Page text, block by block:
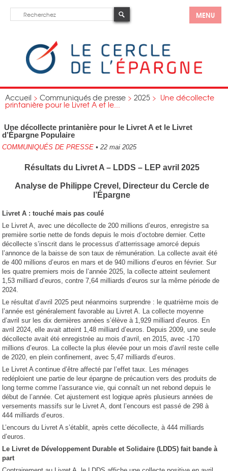
MENU
Accueil > Communiqués de presse > 2025 > Une décollecte
printanière pour le Livret A et le...
Une décollecte printanière pour le Livret A et le Livret
d’Épargne Populaire
COMMUNIQUÉS DE PRESSE • 22 mai 2025
Résultats du Livret A – LDDS – LEP avril 2025
Analyse de Philippe Crevel, Directeur du Cercle de
l’Épargne
Livret A : touché mais pas coulé
Le Livret A, avec une décollecte de 200 millions d’euros, enregistre sa
première sortie nette de fonds depuis le mois d’octobre dernier. Cette
décollecte s’inscrit dans le processus d’atterrissage amorcé depuis
l’annonce de la baisse de son taux de rémunération. La collecte avait été
de 400 millions d’euros en mars et de 940 millions d’euros en février. Sur
les quatre premiers mois de l’année 2025, la collecte atteint seulement
1,53 milliard d’euros, contre 7,64 milliards d’euros sur la même période de
2024.
Le résultat d’avril 2025 peut néanmoins surprendre : le quatrième mois de
l’année est généralement favorable au Livret A. La collecte moyenne
d’avril sur les dix dernières années s’élève à 1,929 milliard d’euros. En
avril 2024, elle avait atteint 1,48 milliard d’euros. Depuis 2009, une seule
décollecte avait été enregistrée au mois d’avril, en 2015, avec -170
millions d’euros. La collecte la plus élevée pour un mois d’avril reste celle
de 2020, en plein confinement, avec 5,47 milliards d’euros.
Le Livret A continue d’être affecté par l’effet taux. Les ménages
redéploient une partie de leur épargne de précaution vers des produits de
long terme comme l’assurance vie, qui connaît un net rebond depuis le
début de l’année. Cet ajustement est logique après plusieurs années de
versements massifs sur le Livret A, dont l’encours est passé de 298 à
444 milliards d’euros.
L’encours du Livret A s’établit, après cette décollecte, à 444 milliards
d’euros.
Le Livret de Développement Durable et Solidaire (LDDS) fait bande à
part